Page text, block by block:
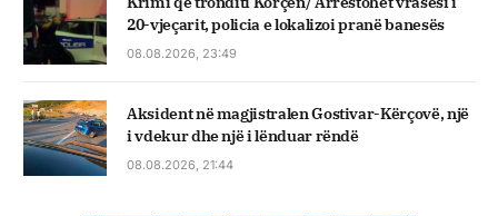
20-vjeçarit, policia e lokalizoi pranë banesës
08.08.2026, 23:49
Aksident në magjistralen Gostivar-Kërçovë, një
i vdekur dhe një i lënduar rëndë
08.08.2026, 21:44